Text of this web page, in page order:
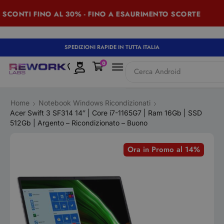
FINO AL 30% - FINO A ESAURIMENTO SCORTE
SPEDIZIONI RAPIDE IN TUTTA ITALIA
Cerca iPad
0
Home
Notebook Windows Ricondizionati
Acer Swift 3 SF314 14″ | Core i7-1165G7 | Ram 16Gb | SSD
512Gb | Argento – Ricondizionato – Buono
Ora in Promo al 14%